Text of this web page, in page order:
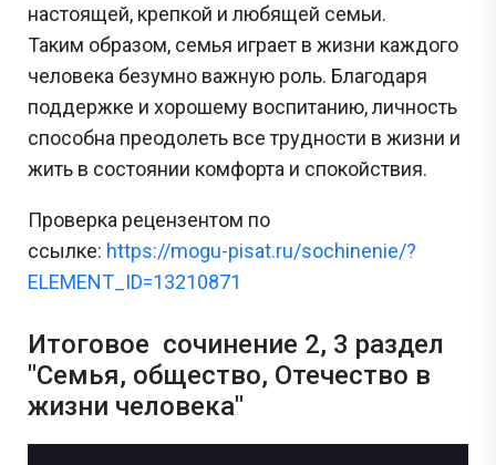
настоящей, крепкой и любящей семьи.
Таким образом, семья играет в жизни каждого
человека безумно важную роль. Благодаря
поддержке и хорошему воспитанию, личность
способна преодолеть все трудности в жизни и
жить в состоянии комфорта и спокойствия.
Проверка рецензентом по
ссылке: https://mogu-pisat.ru/sochinenie/?
ELEMENT_ID=13210871
Итоговое сочинение 2, 3 раздел
"Семья, общество, Отечество в
жизни человека"
*
Подпишись и получай бесплатно